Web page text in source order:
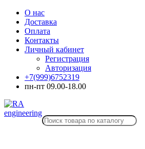
О нас
Доставка
Оплата
Контакты
Личный кабинет
Регистрация
Авторизация
+7(999)6752319
пн-пт 09.00-18.00